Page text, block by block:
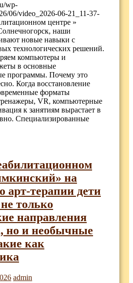
wp-
06/video_2026-06-21_11-37-
центре »
наши
новые навыки с
технологических решений.
компьютеры и
в основные
программы. Почему это
Когда восстановление
форматы
VR, компьютерные
к занятиям вырастает в
Специализированные
на
арт-терапии дети
только
направления
но и необычные
как
admin